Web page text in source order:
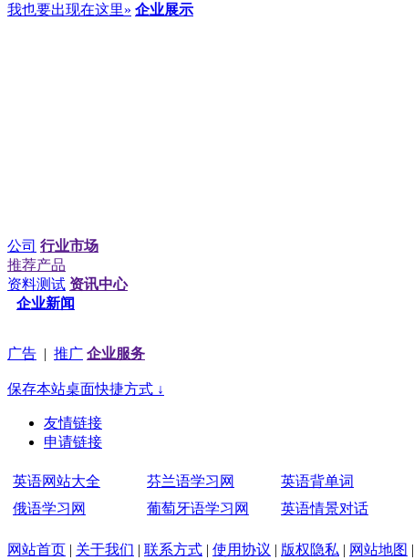
我也要出现在这里» 企业展示
公司 行业市场
推荐产品
资料测试 资讯中心
企业新闻
广告 | 推广 企业服务
保存本站桌面快捷方式 ↓
友情链接
申请链接
英语网站大全 芬兰语学习网 英语背单词
俄语学习网
葡萄牙语学习网 英语情景对话
网站首页 | 关于我们 | 联系方式 | 使用协议 | 版权隐私 | 网站地图 |